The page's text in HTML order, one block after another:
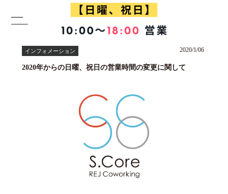
インフォメーション 2020/1/06
2020年からの日曜、祝日の営業時間の変更に関して